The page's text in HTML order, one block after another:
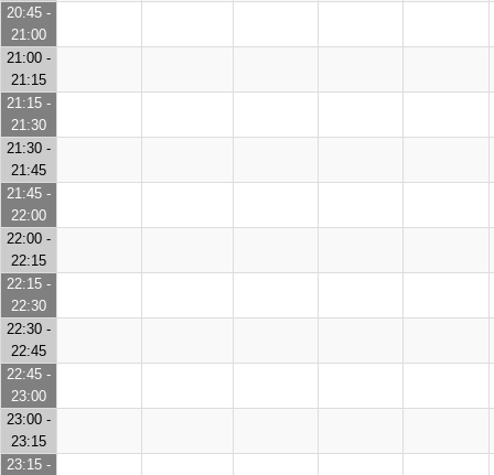
20:45 -
21:00
21:00 -
21:15
21:15 -
21:30
21:30 -
21:45
21:45 -
22:00
22:00 -
22:15
22:15 -
22:30
22:30 -
22:45
22:45 -
23:00
23:00 -
23:15
23:15 -